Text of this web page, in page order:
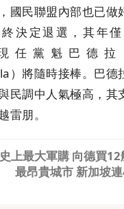
國民聯盟內部也已做
決定退選，其年
任黨魁巴德拉
）將隨時接棒。巴德
民調中人氣極高，其
雷朋。
上最大軍購 向德買12
最昂貴城市 新加坡